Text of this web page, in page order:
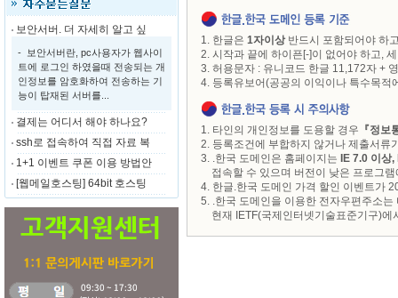
보안서버. 더 자세히 알고 싶
- 보안서버란, pc사용자가 웹사이
트에 로그인 하였을때 전송되는 개
인정보를 암호화하여 전송하는 기
능이 탑재된 서버를...
결제는 어디서 해야 하나요?
ssh로 접속하여 직접 자료 복
1+1 이벤트 쿠폰 이용 방법안
[웹메일호스팅] 64bit 호스팅
1. 한글은 1자이상반드시 포함되어야 하
2. 시작과 끝에 하이픈[-]이 없어야 하고,
3. 허용문자 : 유니코드 한글 11,172자 +
4. 등록유보어(공공의 이익이나 특수목적
1. 타인의 개인정보를 도용할 경우 『정
2. 등록조건에 부합하지 않거나 제출서류
3. .한국 도메인은 홈페이지는 IE 7.0 이
접속할 수 있으며 버전이 낮은 프로그
4. 한글.한국 도메인 가격 할인 이벤트가
5. .한국 도메인을 이용한 전자우편주소
현재 IETF(국제인터넷기술표준기구)에